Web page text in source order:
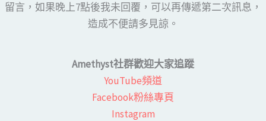
留言，如果晚上7點後我未回覆，可以再傳遞第二次訊息，
造成不便請多見諒。
Amethyst社群歡迎大家追蹤
YouTube頻道
Facebook粉絲專頁​
Instagram